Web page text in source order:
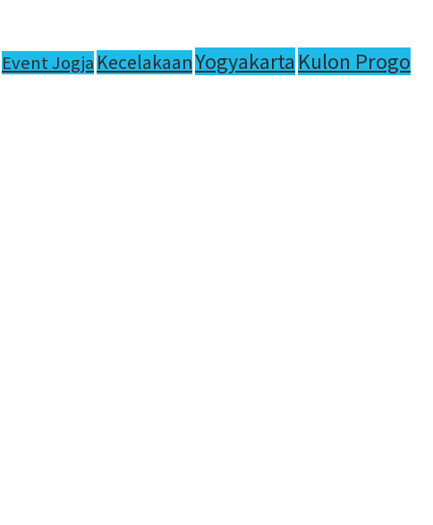
Event Jogja KecelakaanYogyakarta Kulon Progo